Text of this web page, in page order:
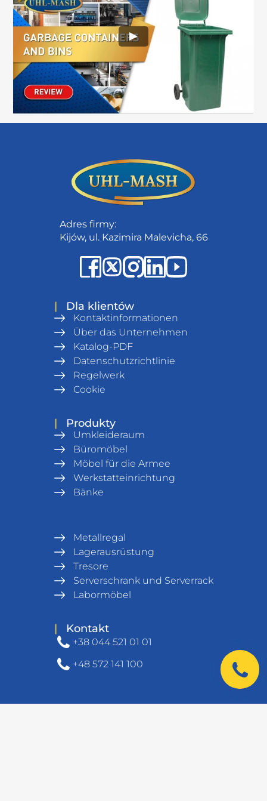
Adres firmy:
Kijów, ul. Kazimira Malevicha, 66
| Dla klientów
Kontaktinformationen
Über das Unternehmen
Katalog-PDF
Datenschutzrichtlinie
Regelwerk
Cookie
| Produkty
Umkleideraum
Büromöbel
Möbel für die Armee
Werkstatteinrichtung
Bänke
Metallregal
Lagerausrüstung
Tresore
Serverschrank und Serverrack
Labormöbel
| Kontakt
+38 044 521 01 01
+48 572 141 100